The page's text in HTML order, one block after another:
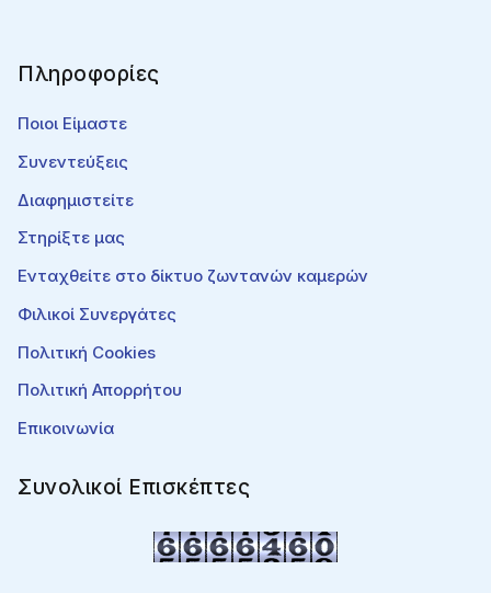
Πληροφορίες
Ποιοι Είμαστε
Συνεντεύξεις
Διαφημιστείτε
Στηρίξτε μας
Ενταχθείτε στο δίκτυο ζωντανών καμερών
Φιλικοί Συνεργάτες
Πολιτική Cookies
Πολιτική Απορρήτου
Επικοινωνία
Συνολικοί Επισκέπτες